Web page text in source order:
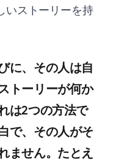
いストーリーを持
に、その人は自
トーリーが何か
は2つの方法で
で、その人がそ
ません。たとえ